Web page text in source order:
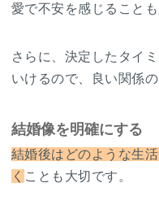
愛で不安を感じることも
さらに、決定したタイ
いけるので、良い関係
結婚像を明確にする
結婚後はどのような生
く ことも大切です。